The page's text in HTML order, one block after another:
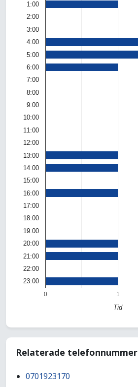
0 1
1:00
2:00
3:00
4:00
5:00
6:00
7:00
8:00
9:00
10:00
11:00
12:00
13:00
14:00
15:00
16:00
17:00
18:00
19:00
20:00
21:00
22:00
23:00
Tid
Relaterade telefonnummer
0701923170